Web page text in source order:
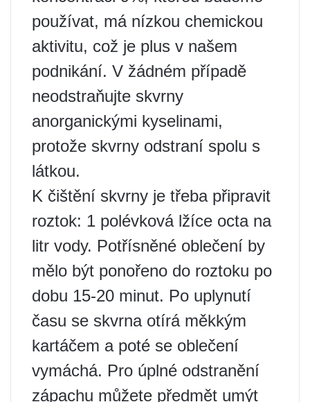
používat, má nízkou chemickou
aktivitu, což je plus v našem
podnikání. V žádném případě
neodstraňujte skvrny
anorganickými kyselinami,
protože skvrny odstraní spolu s
látkou.
K čištění skvrny je třeba připravit
roztok: 1 polévková lžíce octa na
litr vody. Potřísněné oblečení by
mělo být ponořeno do roztoku po
dobu 15-20 minut. Po uplynutí
času se skvrna otírá měkkým
kartáčem a poté se oblečení
vymáchá. Pro úplné odstranění
zápachu můžete předmět umýt